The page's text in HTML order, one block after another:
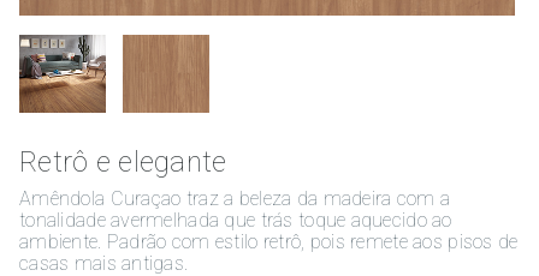
Retrô e elegante
Amêndola Curaçao traz a beleza da madeira com a
tonalidade avermelhada que trás toque aquecido ao
ambiente. Padrão com estilo retrô, pois remete aos pisos de
casas mais antigas.